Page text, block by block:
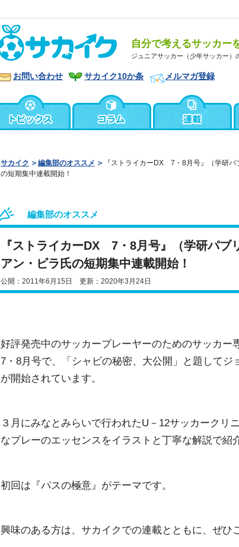
自分で考えるサッカー
ジュニアサッカー（少年サッカー）
お問い合わせ サカイク10か条 メルマガ登録
サカイク 編集部のオススメ
『ストライカーDX 7・8月号』（学研
の短期集中連載開始！
編集部のオススメ
『ストライカーDX 7・8月号』（学研パブ
アン・ビラ氏の短期集中連載開始！
公開：2011年6月15日 更新：2020年3月24日
好評発売中のサッカープレーヤーのためのサッカー
7・8月号で、「シャビの秘密、大公開」と題してジ
が開始されています。
３月にみなとみらいで行われたU－12サッカークリ
なプレーのエッセンスをイラストと丁寧な解説で紹介
初回は『パスの極意』がテーマです。
興味のある方は、サカイクでの連載とともに、ぜひ